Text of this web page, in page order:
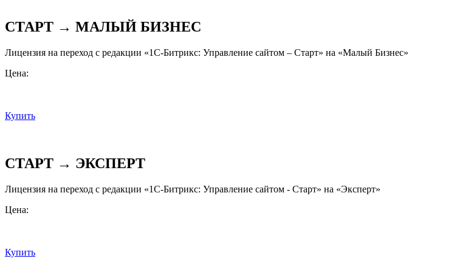
СТАРТ → МАЛЫЙ БИЗНЕС
Лицензия на переход с редакции «1С-Битрикс: Управление сайтом – Старт» на «Малый Бизнес»
Цена:
Купить
СТАРТ → ЭКСПЕРТ
Лицензия на переход с редакции «1С-Битрикс: Управление сайтом - Старт» на «Эксперт»
Цена:
Купить